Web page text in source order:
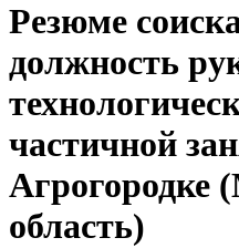
Резюме
должность
частичной
Агрогородке
область)